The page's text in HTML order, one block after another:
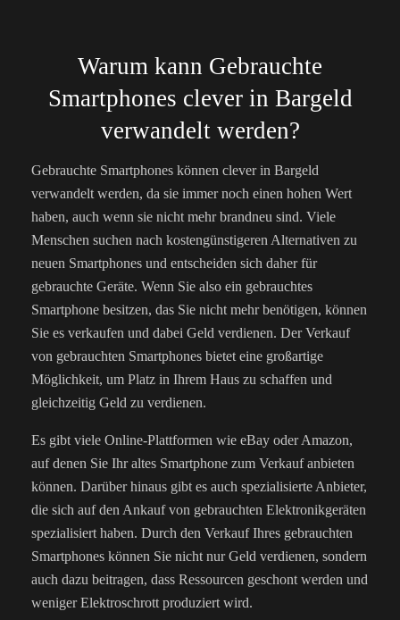
Warum kann Gebrauchte
Smartphones clever in Bargeld
verwandelt werden?
Gebrauchte Smartphones können clever in Bargeld
verwandelt werden, da sie immer noch einen hohen Wert
haben, auch wenn sie nicht mehr brandneu sind. Viele
Menschen suchen nach kostengünstigeren Alternativen zu
neuen Smartphones und entscheiden sich daher für
gebrauchte Geräte. Wenn Sie also ein gebrauchtes
Smartphone besitzen, das Sie nicht mehr benötigen, können
Sie es verkaufen und dabei Geld verdienen. Der Verkauf
von gebrauchten Smartphones bietet eine großartige
Möglichkeit, um Platz in Ihrem Haus zu schaffen und
gleichzeitig Geld zu verdienen.
Es gibt viele Online-Plattformen wie eBay oder Amazon,
auf denen Sie Ihr altes Smartphone zum Verkauf anbieten
können. Darüber hinaus gibt es auch spezialisierte Anbieter,
die sich auf den Ankauf von gebrauchten Elektronikgeräten
spezialisiert haben. Durch den Verkauf Ihres gebrauchten
Smartphones können Sie nicht nur Geld verdienen, sondern
auch dazu beitragen, dass Ressourcen geschont werden und
weniger Elektroschrott produziert wird.